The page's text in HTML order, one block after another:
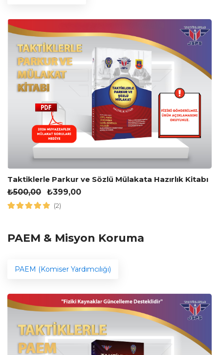
Taktiklerle Parkur ve Sözlü Mülakata Hazırlık Kitabı
₺500,00 ₺399,00
(2)
PAEM & Misyon Koruma
PAEM (Komiser Yardımcılığı)